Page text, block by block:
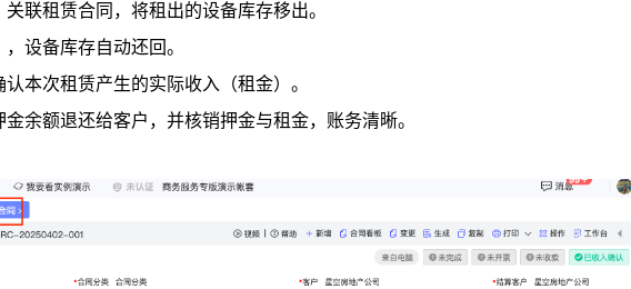
联租赁合同，将租出的设备库存移出。
设备库存自动还回。
本次租赁产生的实际收入（租金）。
余额退还给客户，并核销押金与租金，账务清晰。